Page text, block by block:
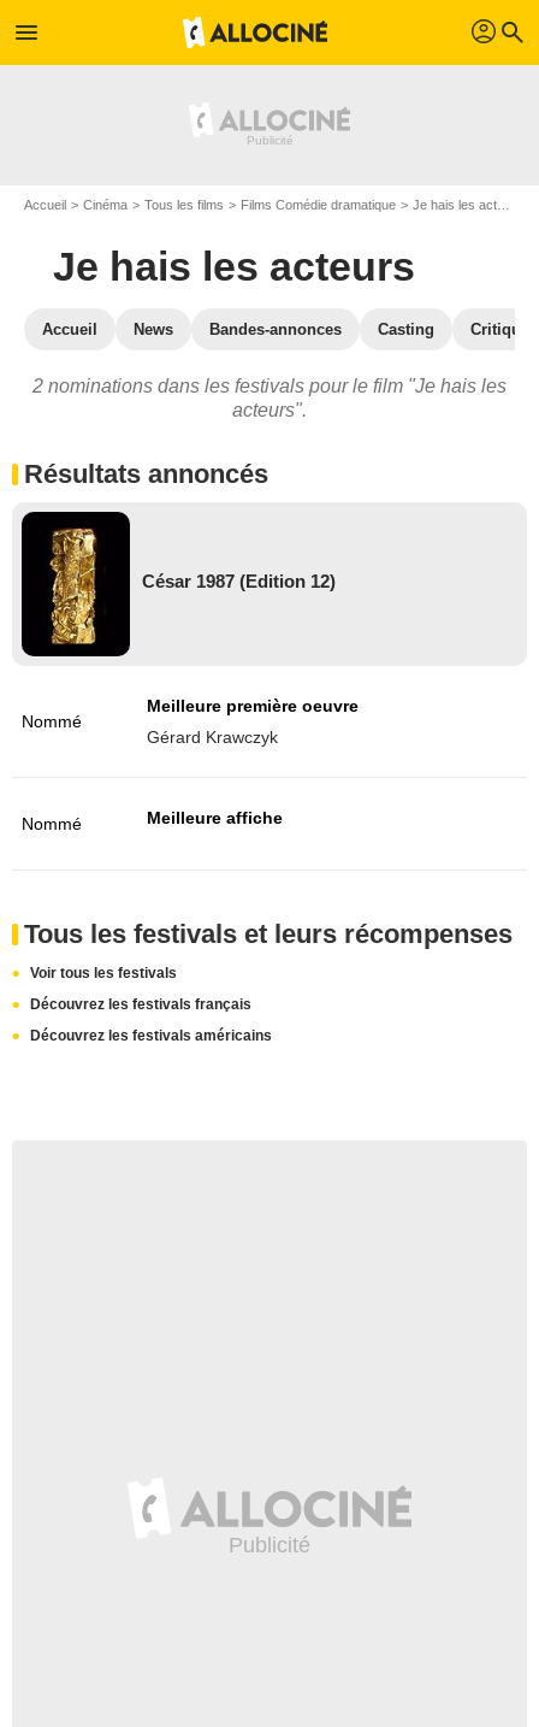
menu profil search
Accueil Cinéma Tous les films Films Comédie dramatique Je hais les acteurs
Je hais les acteurs
Accueil News Bandes-annonces Casting
2 nominations dans les festivals pour le film "Je hais les
acteurs".
Résultats annoncés
César 1987 (Edition 12)
Nommé
Meilleure première oeuvre
Gérard Krawczyk
Nommé Meilleure affiche
Tous les festivals et leurs récompenses
Voir tous les festivals
Découvrez les festivals français
Découvrez les festivals américains